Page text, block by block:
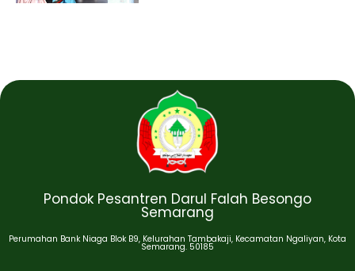
Pondok Pesantren Darul Falah Besongo
Semarang
Perumahan Bank Niaga Blok B9, Kelurahan Tambakaji, Kecamatan Ngaliyan, Kota
Semarang. 50185